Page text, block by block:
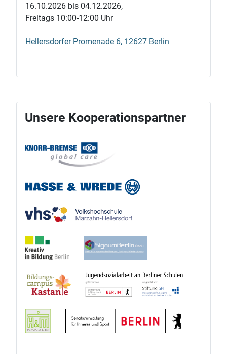
16.10.2026 bis 04.12.2026,
Freitags 10:00-12:00 Uhr
Hellersdorfer Promenade 6, 12627 Berlin
Unsere Kooperationspartner